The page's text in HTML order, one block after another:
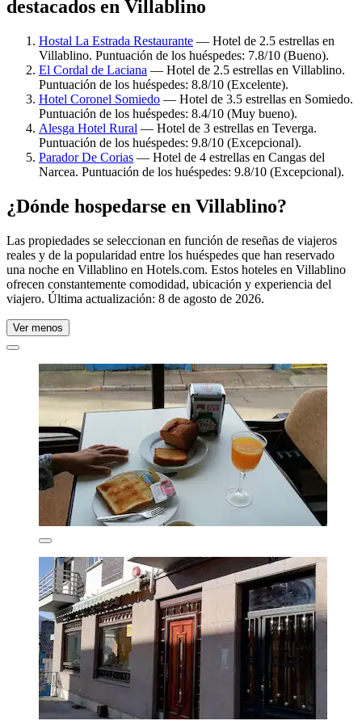
destacados en Villablino
Hostal La Estrada Restaurante — Hotel de 2.5 estrellas en
Villablino. Puntuación de los huéspedes: 7.8/10 (Bueno).
El Cordal de Laciana — Hotel de 2.5 estrellas en Villablino.
Puntuación de los huéspedes: 8.8/10 (Excelente).
Hotel Coronel Somiedo — Hotel de 3.5 estrellas en Somiedo.
Puntuación de los huéspedes: 8.4/10 (Muy bueno).
Alesga Hotel Rural — Hotel de 3 estrellas en Teverga.
Puntuación de los huéspedes: 9.8/10 (Excepcional).
Parador De Corias — Hotel de 4 estrellas en Cangas del
Narcea. Puntuación de los huéspedes: 9.8/10 (Excepcional).
¿Dónde hospedarse en Villablino?
Las propiedades se seleccionan en función de reseñas de viajeros
reales y de la popularidad entre los huéspedes que han reservado
una noche en Villablino en Hotels.com. Estos hoteles en Villablino
ofrecen constantemente comodidad, ubicación y experiencia del
viajero. Última actualización: 8 de agosto de 2026.
Ver menos